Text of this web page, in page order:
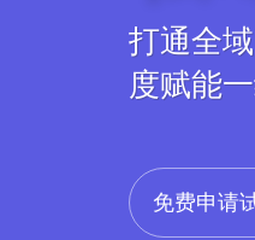
打通全
度赋能
免费申请